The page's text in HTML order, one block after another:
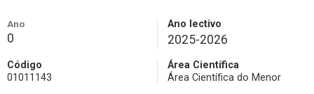
Ano
0
Ano lectivo
2025-2026
Código
01011143
Área Científica
Área Científica do Menor